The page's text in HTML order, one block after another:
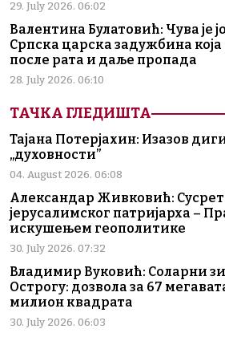
29. July 2026. 06:02
Валентина Булатовић: Чува је
Српска царска задужбина
после рата и даље пропада
28. July 2026. 06:10
ТАЧКА ГЛЕДИШТА
Тајана Потерјахин: Изазов
„духовности”
04. August 2026. 06:08
Александар Живковић: Сусрет
јерусалимског патријарха –
искушењем геополитике
30. July 2026. 07:32
Владимир Вуковић: Соларни
Острогу: дозвола за 67
милион квадрата
30. July 2026. 06:03